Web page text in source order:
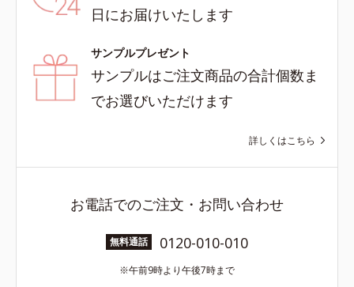
日にお届けいたします
サンプルプレゼント
サンプルはご注文商品の合計個数ま
でお選びいただけます
詳しくはこちら
お電話でのご注文・お問い合わせ
無料通話 0120-010-010
午前9時より午後7時まで